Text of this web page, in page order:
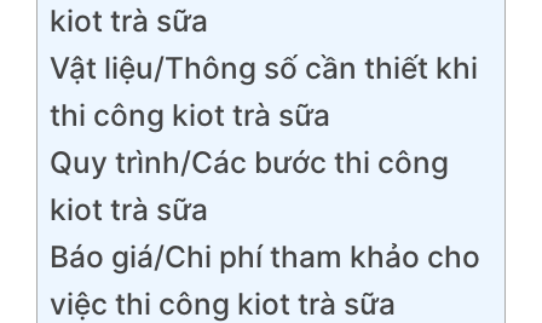
kiot trà sữa
Vật liệu/Thông số cần thiết khi
thi công kiot trà sữa
Quy trình/Các bước thi công
kiot trà sữa
Báo giá/Chi phí tham khảo cho
việc thi công kiot trà sữa